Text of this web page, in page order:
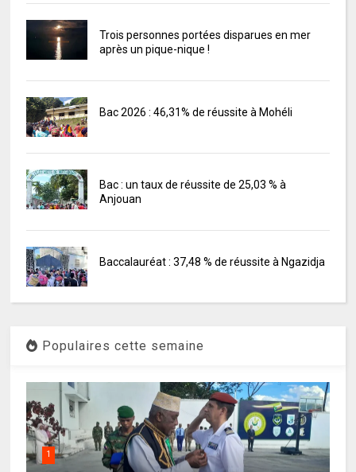
Trois personnes portées disparues en mer
après un pique-nique !
Bac 2026 : 46,31% de réussite à Mohéli
Bac : un taux de réussite de 25,03 % à
Anjouan
Baccalauréat : 37,48 % de réussite à Ngazidja
Populaires cette semaine
1